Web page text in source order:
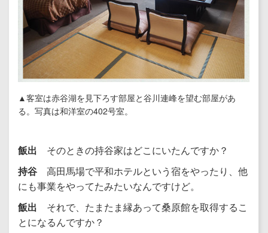
▲客室は赤谷湖を見下ろす部屋と谷川連峰を望む部屋があ
る。写真は和洋室の402号室。
飯出 そのときの持谷家はどこにいたんですか？
持谷 高田馬場で平和ホテルという宿をやったり、他
にも事業をやってたみたいなんですけど。
飯出 それで、たまたま縁あって桑原館を取得するこ
とになるんですか？